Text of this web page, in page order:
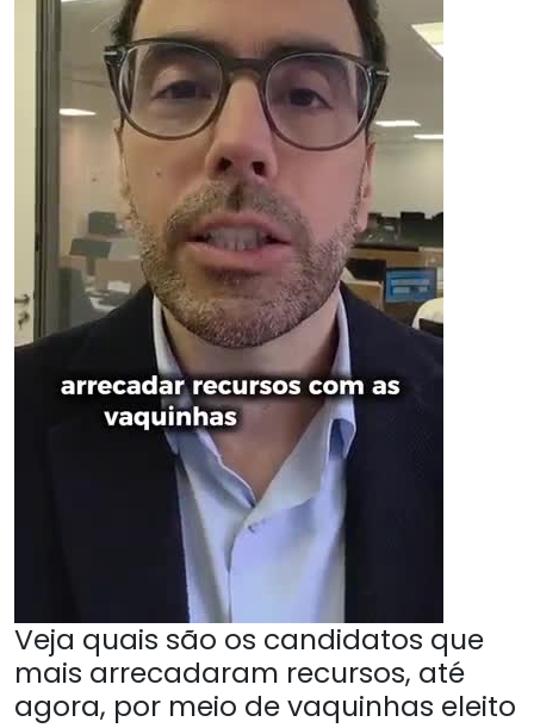
Veja quais são os candidatos que
mais arrecadaram recursos, até
agora, por meio de vaquinhas eleito